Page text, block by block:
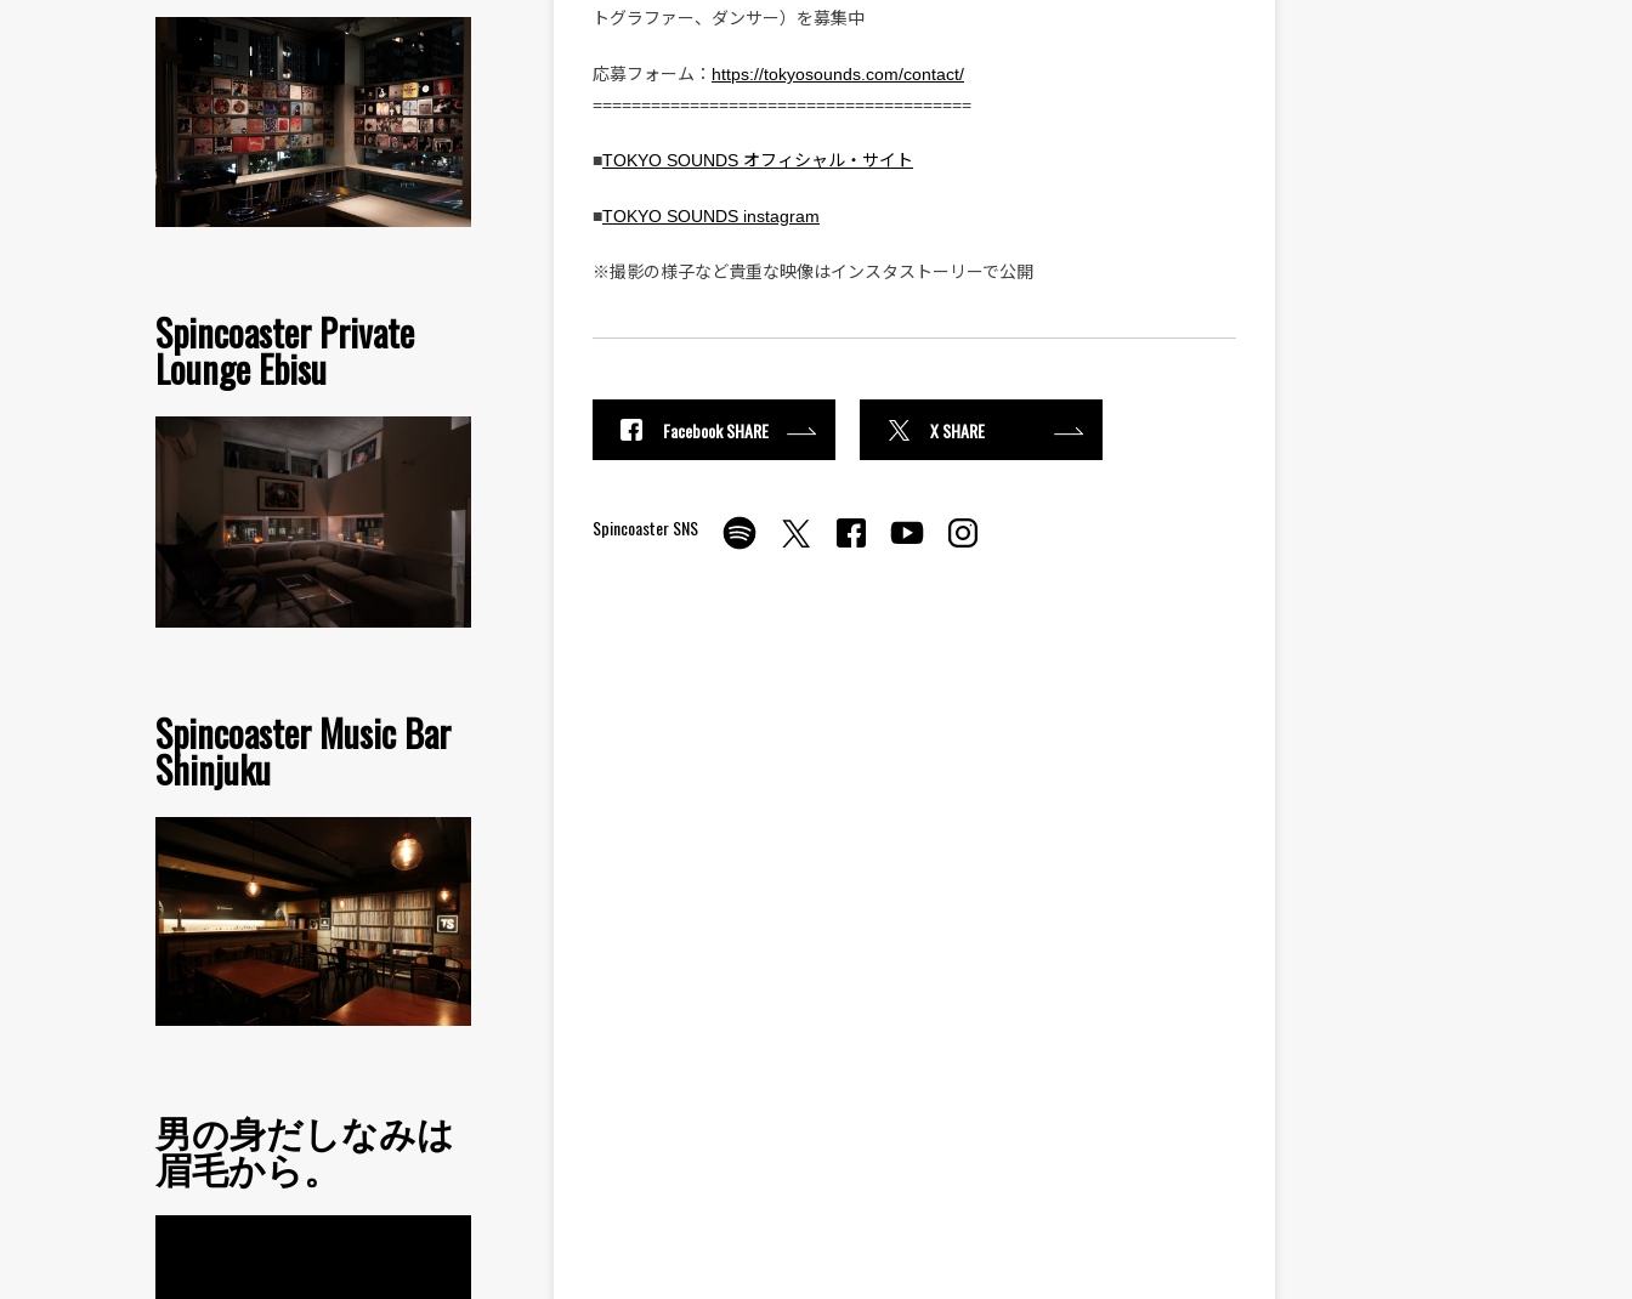
Spincoaster Private
Lounge Ebisu
Spincoaster Music Bar
Shinjuku
男の身だしなみは
眉毛から。
トグラファー、ダンサー）を募集中
応募フォーム： https://tokyosounds.com/contact/
=======================================
■TOKYO SOUNDS オフィシャル・サイト
■TOKYO SOUNDS instagram
※撮影の様子など貴重な映像はインスタストーリーで公開
Facebook SHARE X SHARE
Spincoaster SNS